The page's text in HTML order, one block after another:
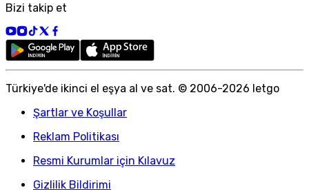
Bizi takip et
Türkiye'de ikinci el eşya al ve sat. © 2006-2026 letgo
Şartlar ve Koşullar
Reklam Politikası
Resmi Kurumlar için Kılavuz
Gizlilik Bildirimi